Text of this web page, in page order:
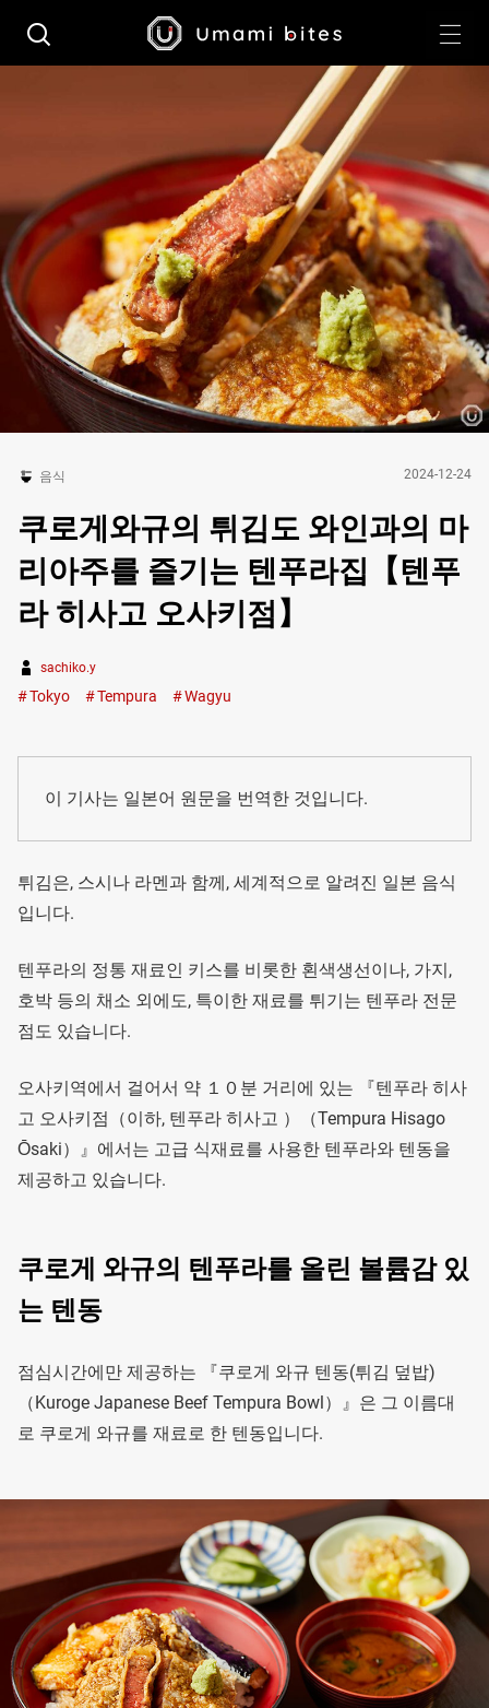
음식 2024-12-24
쿠로게와규의 튀김도 와인과의 마
리아주를 즐기는 텐푸라집【텐푸
라 히사고 오사키점】
sachiko.y
Tokyo Tempura Wagyu
이 기사는 일본어 원문을 번역한 것입니다.
튀김은, 스시나 라멘과 함께, 세계적으로 알려진 일본 음식
입니다.
텐푸라의 정통 재료인 키스를 비롯한 횐색생선이나, 가지,
호박 등의 채소 외에도, 특이한 재료를 튀기는 텐푸라 전문
점도 있습니다.
오사키역에서 걸어서 약 １０분 거리에 있는 『텐푸라 히사
고 오사키점（이하, 텐푸라 히사고 ）（Tempura Hisago
Ōsaki）』에서는 고급 식재료를 사용한 텐푸라와 텐동을
제공하고 있습니다.
쿠로게 와규의 텐푸라를 올린 볼륨감 있
는 텐동
점심시간에만 제공하는 『쿠로게 와규 텐동(튀김 덮밥)
（Kuroge Japanese Beef Tempura Bowl）』은 그 이름대
로 쿠로게 와규를 재료로 한 텐동입니다.